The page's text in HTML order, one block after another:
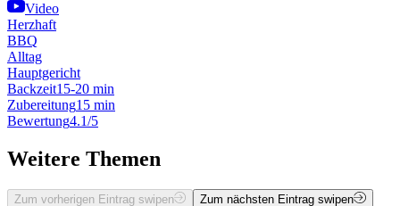
Video
Herzhaft
BBQ
Alltag
Hauptgericht
Backzeit15-20 min
Zubereitung15 min
Bewertung4.1/5
Weitere Themen
Zum vorherigen Eintrag swipen Zum nächsten Eintrag swipen